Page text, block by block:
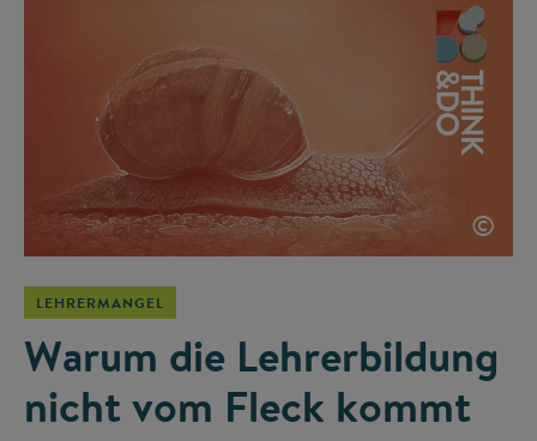
©
LEHRERMANGEL
Warum die Lehrerbildung
nicht vom Fleck kommt